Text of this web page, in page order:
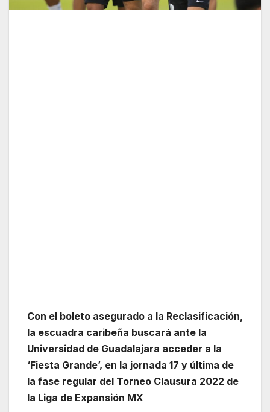
Con el boleto asegurado a la Reclasificación,
la escuadra caribeña buscará ante la
Universidad de Guadalajara acceder a la
‘Fiesta Grande’, en la jornada 17 y última de
la fase regular del Torneo Clausura 2022 de
la Liga de Expansión MX